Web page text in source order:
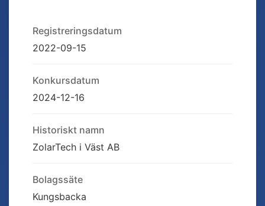
Registreringsdatum
2022-09-15
Konkursdatum
2024-12-16
Historiskt namn
ZolarTech i Väst AB
Bolagssäte
Kungsbacka